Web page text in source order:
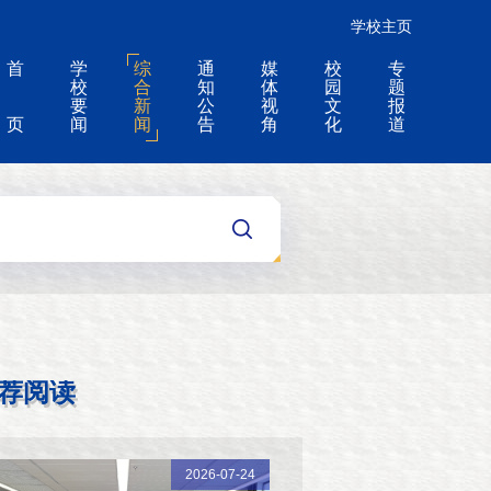
学校主页
首
页
学
校
要
闻
综
合
新
闻
通
知
公
告
媒
体
视
角
校
园
文
化
专
题
报
道
阅读
2026-07-24